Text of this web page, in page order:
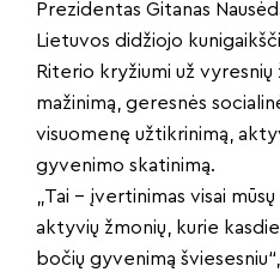
Prezidentas Gitanas
Lietuvos didžiojo
Riterio kryžiumi už
mažinimą, geresnės
visuomenę užtikrinimą,
gyvenimo skatinimą.
„Tai – įvertinimas visai
aktyvių žmonių, kurie
bočių gyvenimą